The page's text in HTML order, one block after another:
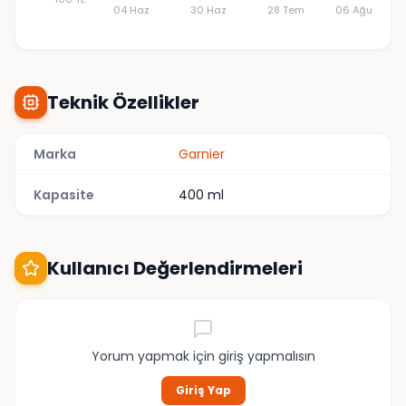
04 Haz 30 Haz 28 Tem 06 Ağu
Teknik Özellikler
Marka Garnier
Kapasite 400 ml
Kullanıcı Değerlendirmeleri
Yorum yapmak için giriş yapmalısın
Giriş Yap